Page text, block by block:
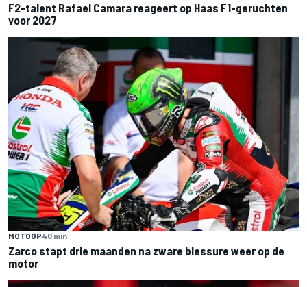
F2-talent Rafael Camara reageert op Haas F1-geruchten
voor 2027
MOTOGP40 min
Zarco stapt drie maanden na zware blessure weer op de
motor